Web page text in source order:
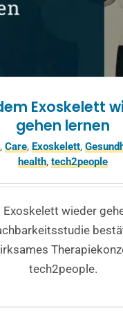
Exoskelett
gehen lernen
, Care, Exoskelett,
health, tech2people
wieder
tech2people.